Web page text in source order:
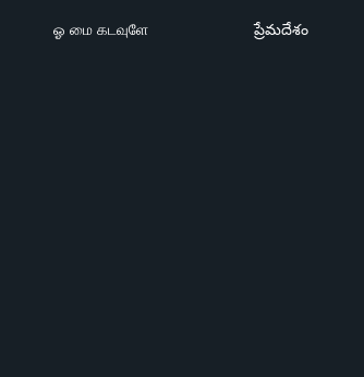
ஓ மை கடவுளே
ప్రేమదేశం